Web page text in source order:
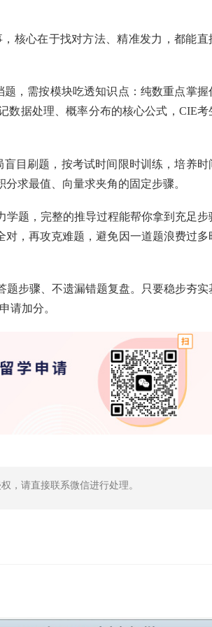
核心在于找对方法、精准发力，都能直
，需按模块吃透知识点：纯数重点掌握
数据处理、概率分布的核心公式，CIE考
目刷题，按考试时间限时训练，培养时
求最值、向量求夹角的固定步骤。
题，完整的推导过程能帮你拿到充足步
对，再攻克难题，避免因一道题浪费过多
步骤、不遗漏错题复盘。只要稳步夯实
请加分。
，请直接联系微信进行处理。